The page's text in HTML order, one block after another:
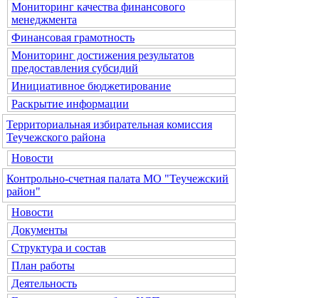
Мониторинг качества финансового
менеджмента
Финансовая грамотность
Мониторинг достижения результатов
предоставления субсидий
Инициативное бюджетирование
Раскрытие информации
Территориальная избирательная комиссия
Теучежского района
Новости
Контрольно-счетная палата МО "Теучежский
район"
Новости
Документы
Структура и состав
План работы
Деятельность